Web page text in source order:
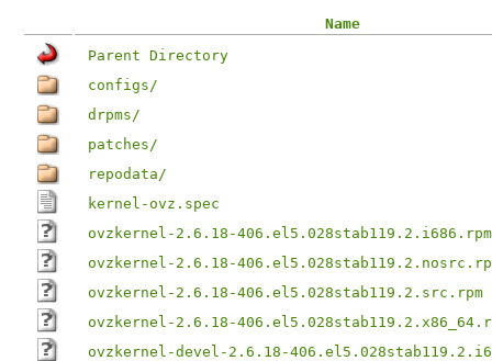
Name
Parent Directory
configs/
drpms/
patches/
repodata/
kernel-ovz.spec
ovzkernel-2.6.18-406.el5.028stab119.2.i686.rpm
ovzkernel-2.6.18-
ovzkernel-2.6.18-406.el5.028stab119.2.src.rpm
ovzkernel-2.6.18-
ovzkernel-devel-2.6.18-